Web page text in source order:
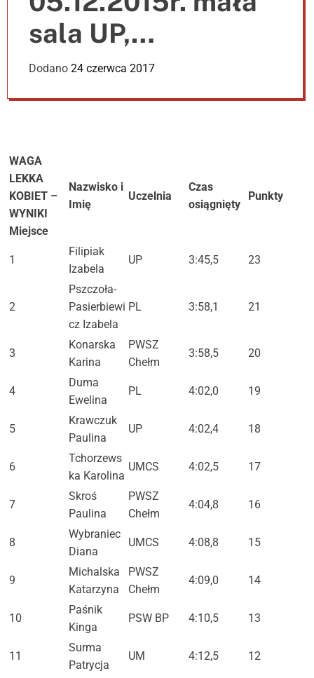
e
r
sala UP,
organizator AZS KŚ
Woj.
AZS UP
Dodano 24 czerwca 2017
WAGA
LEKKA
KOBIET –
WYNIKI
Miejsce
Nazwisko i
Imię
Uczelnia
Czas
osiągnięty
Punkty
1
Filipiak
Izabela
UP 3:45,5 23
2
Pszczoła-
Pasierbiewi
cz Izabela
PL 3:58,1 21
3
Konarska
Karina
PWSZ
Chełm
3:58,5 20
4
Duma
Ewelina
PL 4:02,0 19
5
Krawczuk
Paulina
UP 4:02,4 18
6
Tchorzews
ka Karolina
UMCS 4:02,5 17
7
Skroś
Paulina
PWSZ
Chełm
4:04,8 16
8
Wybraniec
Diana
UMCS 4:08,8 15
9
Michalska
Katarzyna
PWSZ
Chełm
4:09,0 14
10
Paśnik
Kinga
PSW BP 4:10,5 13
11
Surma
Patrycja
UM 4:12,5 12